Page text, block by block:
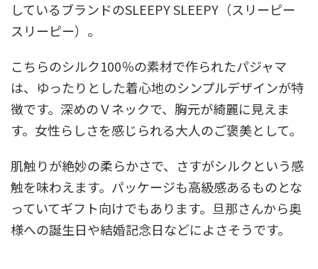
しているブランドのSLEEPY SLEEPY（スリーピー
スリーピー）。
こちらのシルク100％の素材で作られたパジャマ
は、ゆったりとした着心地のシンプルデザインが特
徴です。深めのＶネックで、胸元が綺麗に見えま
す。女性らしさを感じられる大人のご褒美として。
肌触りが絶妙の柔らかさで、さすがシルクという感
触を味わえます。パッケージも高級感あるものとな
っていてギフト向けでもあります。旦那さんから奥
様への誕生日や結婚記念日などによさそうです。